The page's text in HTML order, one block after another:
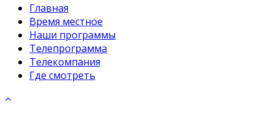
Главная
Время местное
Наши программы
Телепрограмма
Телекомпания
Где смотреть